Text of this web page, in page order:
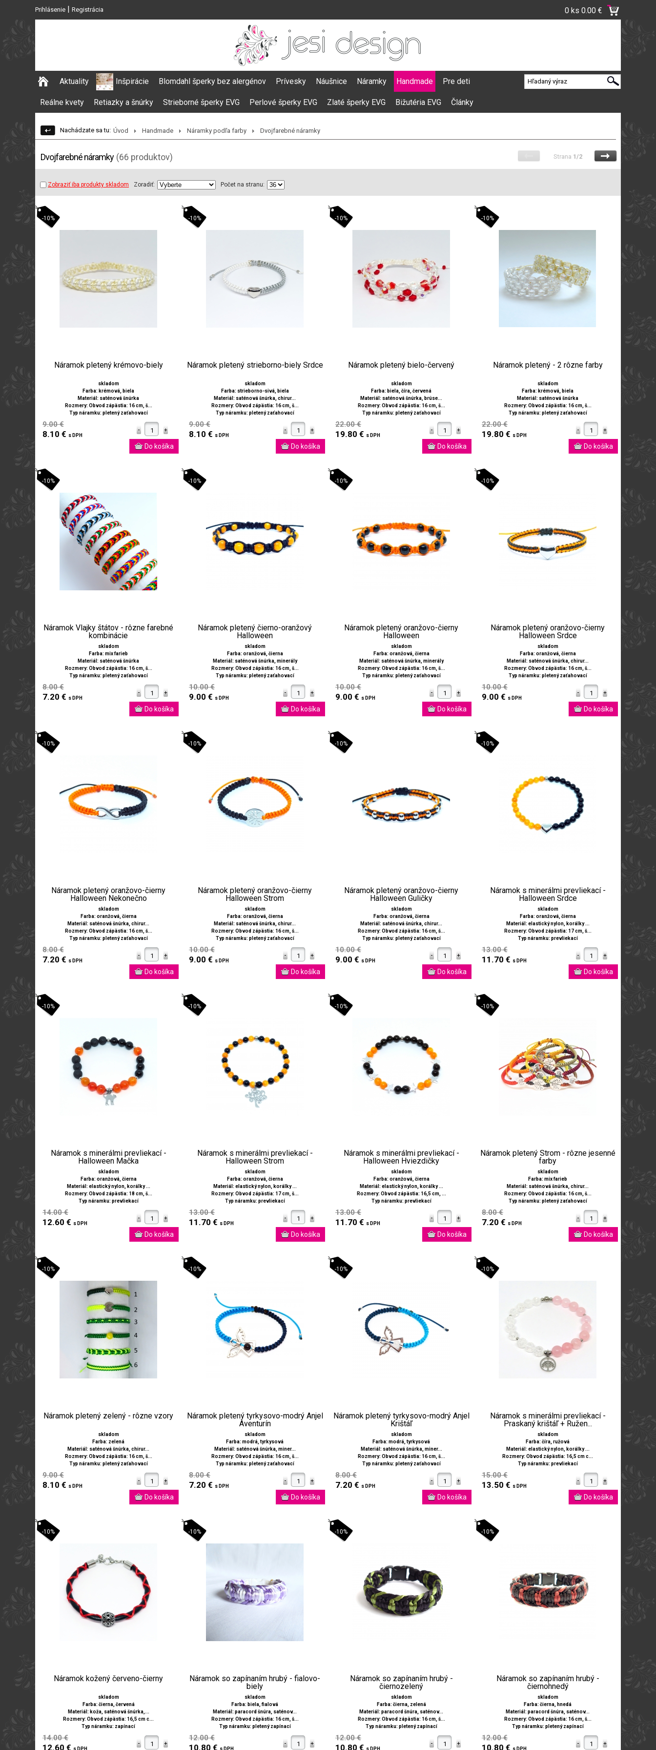
Prihlásenie | Registrácia 0 ks 0.00 €
Aktuality Inšpirácie Blomdahl šperky bez alergénov Prívesky Náušnice Náramky Handmade Pre deti
Reálne kvety Retiazky a šnúrky Strieborné šperky EVG Perlové šperky EVG Zlaté šperky EVG Bižutéria EVG Články
Nachádzate sa tu: Úvod Handmade Náramky podľa farby Dvojfarebné náramky
Dvojfarebné náramky (66 produktov) Strana 1/2
Zobraziť iba produkty skladom Zoradiť: Počet na stranu:
-10%
Náramok pletený krémovo-biely
skladom
Farba: krémová, biela
Materiál: saténová šnúrka
Rozmery: Obvod zápästia: 16 cm, š...
Typ náramku: pletený zaťahovací
9.00 €
8.10 € s DPH
-10%
Náramok pletený strieborno-biely Srdce
skladom
Farba: strieborno-sivá, biela
Materiál: saténová šnúrka, chirur...
Rozmery: Obvod zápästia: 16 cm, š...
Typ náramku: pletený zaťahovací
9.00 €
8.10 € s DPH
-10%
Náramok pletený bielo-červený
skladom
Farba: biela, číra, červená
Materiál: saténová šnúrka, brúse...
Rozmery: Obvod zápästia: 16 cm, š...
Typ náramku: pletený zaťahovací
22.00 €
19.80 € s DPH
-10%
Náramok pletený - 2 rôzne farby
skladom
Farba: krémová, biela
Materiál: saténová šnúrka
Rozmery: Obvod zápästia: 16 cm, š...
Typ náramku: pletený zaťahovací
22.00 €
19.80 € s DPH
-10%
Náramok Vlajky štátov - rôzne farebné
kombinácie
skladom
Farba: mix farieb
Materiál: saténová šnúrka
Rozmery: Obvod zápästia: 16 cm, š...
Typ náramku: pletený zaťahovací
8.00 €
7.20 € s DPH
-10%
Náramok pletený čierno-oranžový
Halloween
skladom
Farba: oranžová, čierna
Materiál: saténová šnúrka, minerály
Rozmery: Obvod zápästia: 16 cm, š...
Typ náramku: pletený zaťahovací
10.00 €
9.00 € s DPH
-10%
Náramok pletený oranžovo-čierny
Halloween
skladom
Farba: oranžová, čierna
Materiál: saténová šnúrka, minerály
Rozmery: Obvod zápästia: 16 cm, š...
Typ náramku: pletený zaťahovací
10.00 €
9.00 € s DPH
-10%
Náramok pletený oranžovo-čierny
Halloween Srdce
skladom
Farba: oranžová, čierna
Materiál: saténová šnúrka, chirur...
Rozmery: Obvod zápästia: 16 cm, š...
Typ náramku: pletený zaťahovací
10.00 €
9.00 € s DPH
-10%
Náramok pletený oranžovo-čierny
Halloween Nekonečno
skladom
Farba: oranžová, čierna
Materiál: saténová šnúrka, chirur...
Rozmery: Obvod zápästia: 16 cm, š...
Typ náramku: pletený zaťahovací
8.00 €
7.20 € s DPH
-10%
Náramok pletený oranžovo-čierny
Halloween Strom
skladom
Farba: oranžová, čierna
Materiál: saténová šnúrka, chirur...
Rozmery: Obvod zápästia: 16 cm, š...
Typ náramku: pletený zaťahovací
10.00 €
9.00 € s DPH
-10%
Náramok pletený oranžovo-čierny
Halloween Guličky
skladom
Farba: oranžová, čierna
Materiál: saténová šnúrka, chirur...
Rozmery: Obvod zápästia: 16 cm, š...
Typ náramku: pletený zaťahovací
10.00 €
9.00 € s DPH
-10%
Náramok s minerálmi prevliekací -
Halloween Srdce
skladom
Farba: oranžová, čierna
Materiál: elastický nylon, korálky ...
Rozmery: Obvod zápästia: 17 cm, š...
Typ náramku: prevliekací
13.00 €
11.70 € s DPH
-10%
Náramok s minerálmi prevliekací -
Halloween Mačka
skladom
Farba: oranžová, čierna
Materiál: elastický nylon, korálky ...
Rozmery: Obvod zápästia: 18 cm, š...
Typ náramku: prevliekací
14.00 €
12.60 € s DPH
-10%
Náramok s minerálmi prevliekací -
Halloween Strom
skladom
Farba: oranžová, čierna
Materiál: elastický nylon, korálky ...
Rozmery: Obvod zápästia: 17 cm, š...
Typ náramku: prevliekací
13.00 €
11.70 € s DPH
-10%
Náramok s minerálmi prevliekací -
Halloween Hviezdičky
skladom
Farba: oranžová, čierna
Materiál: elastický nylon, korálky ...
Rozmery: Obvod zápästia: 16,5 cm, ...
Typ náramku: prevliekací
13.00 €
11.70 € s DPH
-10%
Náramok pletený Strom - rôzne jesenné
farby
skladom
Farba: mix farieb
Materiál: saténová šnúrka, chirur...
Rozmery: Obvod zápästia: 16 cm, š...
Typ náramku: pletený zaťahovací
8.00 €
7.20 € s DPH
-10%
Náramok pletený zelený - rôzne vzory
skladom
Farba: zelená
Materiál: saténová šnúrka, chirur...
Rozmery: Obvod zápästia: 16 cm, š...
Typ náramku: pletený zaťahovací
9.00 €
8.10 € s DPH
-10%
Náramok pletený tyrkysovo-modrý Anjel
Aventurín
skladom
Farba: modrá, tyrkysová
Materiál: saténová šnúrka, miner...
Rozmery: Obvod zápästia: 16 cm, š...
Typ náramku: pletený zaťahovací
8.00 €
7.20 € s DPH
-10%
Náramok pletený tyrkysovo-modrý Anjel
Krištáľ
skladom
Farba: modrá, tyrkysová
Materiál: saténová šnúrka, miner...
Rozmery: Obvod zápästia: 16 cm, š...
Typ náramku: pletený zaťahovací
8.00 €
7.20 € s DPH
-10%
Náramok s minerálmi prevliekací -
Praskaný krištáľ + Ružen...
skladom
Farba: číra, ružová
Materiál: elastický nylon, korálky ...
Rozmery: Obvod zápästia: 16,5 cm c...
Typ náramku: prevliekací
15.00 €
13.50 € s DPH
-10%
Náramok kožený červeno-čierny
skladom
Farba: čierna, červená
Materiál: koža, saténová šnúrka,...
Rozmery: Obvod zápästia: 16,5 cm c...
Typ náramku: zapínací
14.00 €
12.60 € s DPH
-10%
Náramok so zapínaním hrubý - fialovo-
biely
skladom
Farba: biela, fialová
Materiál: paracord šnúra, saténov...
Rozmery: Obvod zápästia: 16 cm, š...
Typ náramku: pletený zapínací
12.00 €
10.80 € s DPH
-10%
Náramok so zapínaním hrubý -
čiernozelený
skladom
Farba: čierna, zelená
Materiál: paracord šnúra, saténov...
Rozmery: Obvod zápästia: 16 cm, š...
Typ náramku: pletený zapínací
12.00 €
10.80 € s DPH
-10%
Náramok so zapínaním hrubý -
čiernohnedý
skladom
Farba: čierna, hnedá
Materiál: paracord šnúra, saténov...
Rozmery: Obvod zápästia: 16 cm, š...
Typ náramku: pletený zapínací
12.00 €
10.80 € s DPH